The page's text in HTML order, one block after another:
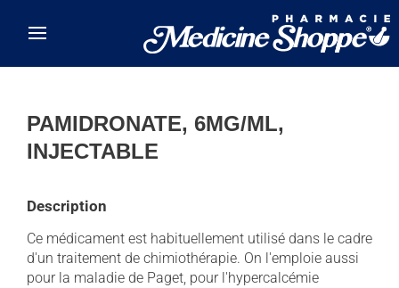
PAMIDRONATE, 6MG/ML,
INJECTABLE
Description
Ce médicament est habituellement utilisé dans le cadre
d'un traitement de chimiothérapie. On l'emploie aussi
pour la maladie de Paget, pour l'hypercalcémie